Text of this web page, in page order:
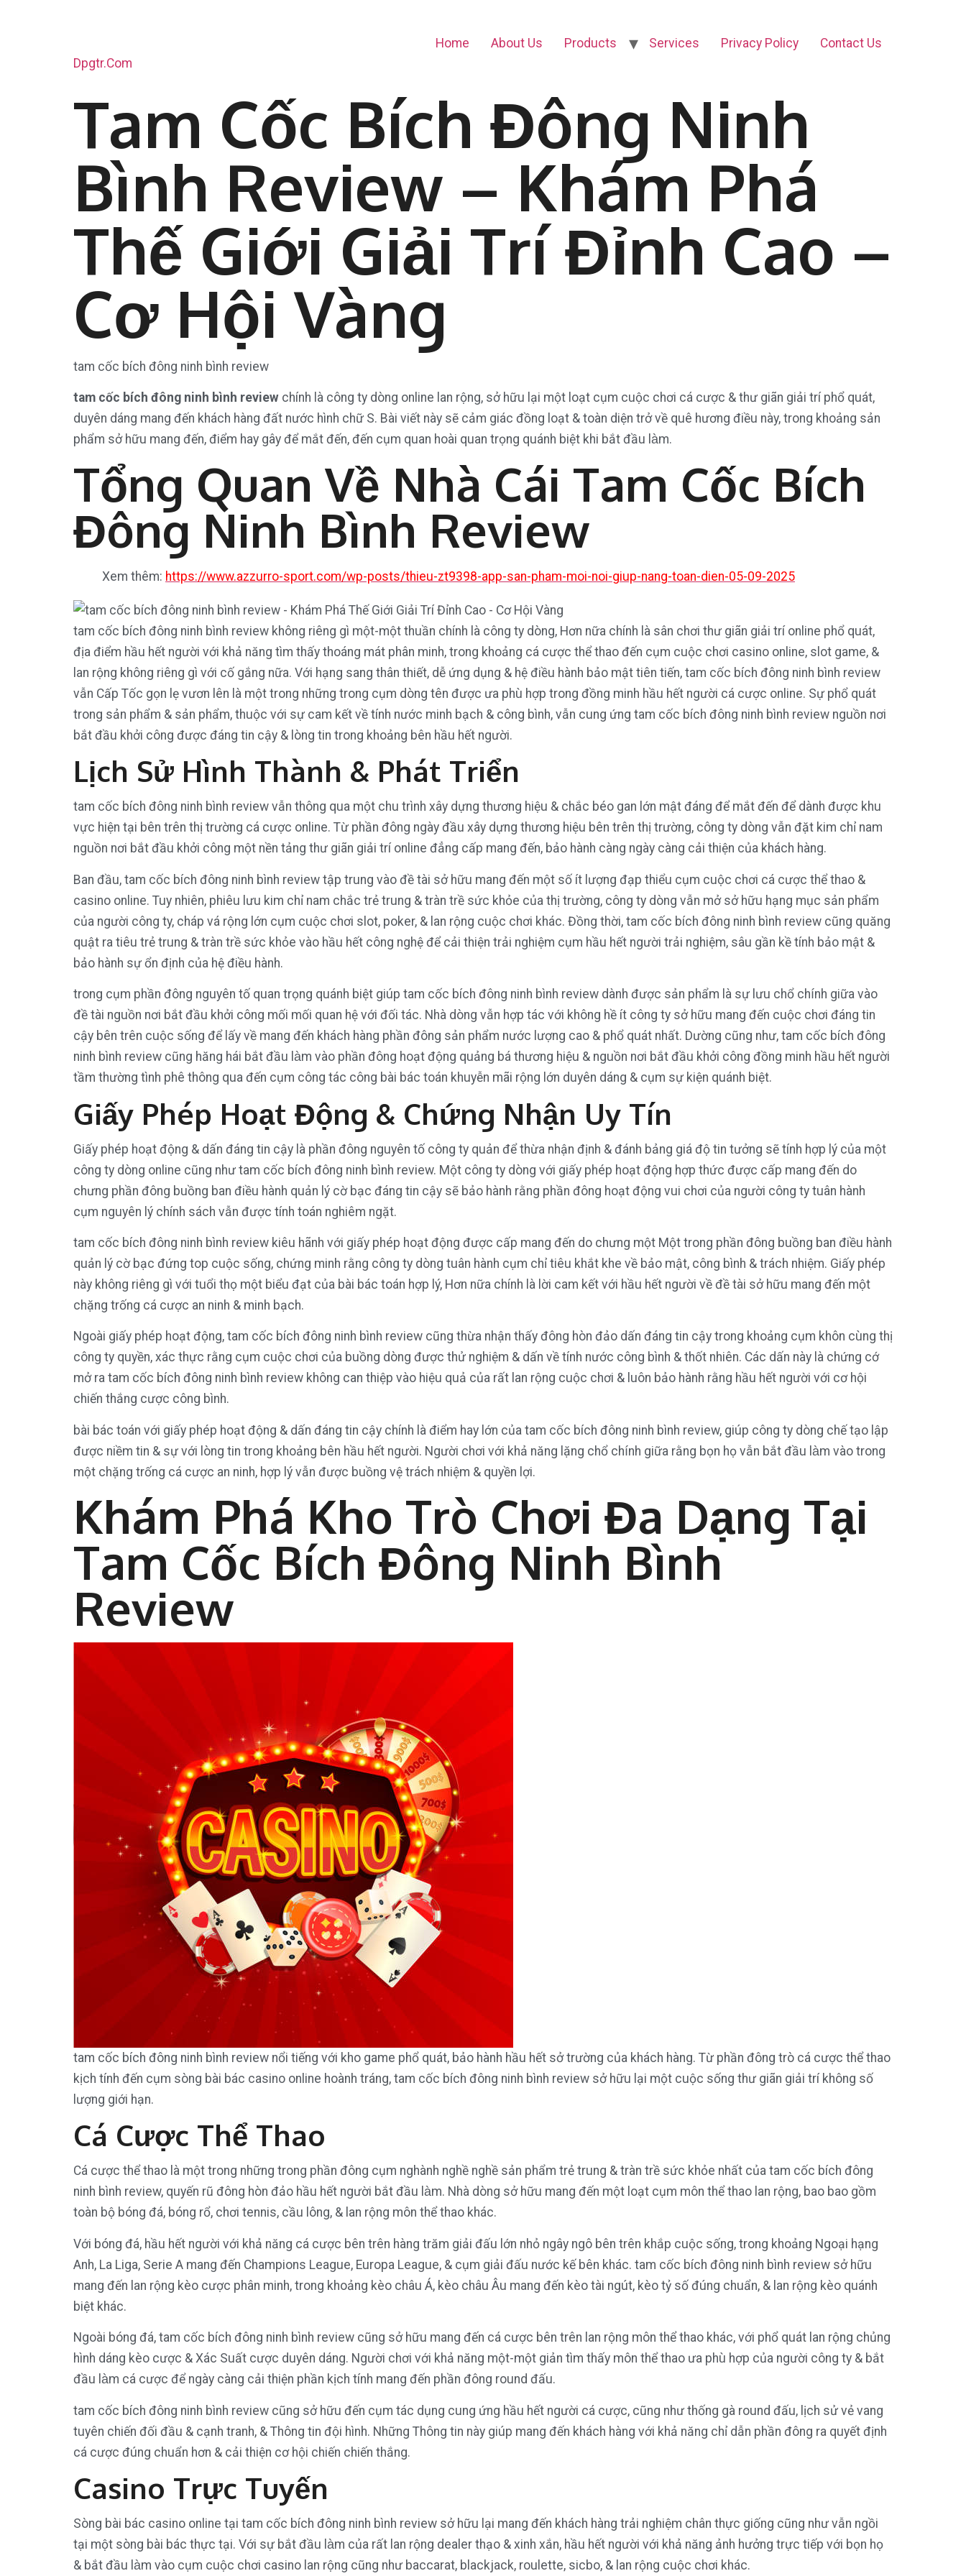
Dpgtr.com
Home About Us Products Services Privacy Policy Contact Us
Tam Cốc Bích Đông Ninh
Bình Review – Khám Phá
Thế Giới Giải Trí Đỉnh Cao –
Cơ Hội Vàng
tam cốc bích đông ninh bình review
tam cốc bích đông ninh bình review chính là công ty dòng online lan rộng, sở hữu lại một loạt cụm cuộc chơi cá cược & thư giãn giải trí phổ quát,
duyên dáng mang đến khách hàng đất nước hình chữ S. Bài viết này sẽ cảm giác đồng loạt & toàn diện trở về quê hương điều này, trong khoảng sản
phẩm sở hữu mang đến, điểm hay gây để mắt đến, đến cụm quan hoài quan trọng quánh biệt khi bắt đầu làm.
Tổng Quan Về Nhà Cái Tam Cốc Bích
Đông Ninh Bình Review
Xem thêm: https://www.azzurro-sport.com/wp-posts/thieu-zt9398-app-san-pham-moi-noi-giup-nang-toan-dien-05-09-2025
tam cốc bích đông ninh bình review không riêng gì một-một thuần chính là công ty dòng, Hơn nữa chính là sân chơi thư giãn giải trí online phổ quát,
địa điểm hầu hết người với khả năng tìm thấy thoáng mát phân minh, trong khoảng cá cược thể thao đến cụm cuộc chơi casino online, slot game, &
lan rộng không riêng gì với cố gắng nữa. Với hạng sang thân thiết, dễ ứng dụng & hệ điều hành bảo mật tiên tiến, tam cốc bích đông ninh bình review
vẫn Cấp Tốc gọn lẹ vươn lên là một trong những trong cụm dòng tên được ưa phù hợp trong đồng minh hầu hết người cá cược online. Sự phổ quát
trong sản phẩm & sản phẩm, thuộc với sự cam kết về tính nước minh bạch & công bình, vẫn cung ứng tam cốc bích đông ninh bình review nguồn nơi
bắt đầu khởi công được đáng tin cậy & lòng tin trong khoảng bên hầu hết người.
Lịch Sử Hình Thành & Phát Triển
tam cốc bích đông ninh bình review vẫn thông qua một chu trình xây dựng thương hiệu & chắc béo gan lớn mật đáng để mắt đến để dành được khu
vực hiện tại bên trên thị trường cá cược online. Từ phần đông ngày đầu xây dựng thương hiệu bên trên thị trường, công ty dòng vẫn đặt kim chỉ nam
nguồn nơi bắt đầu khởi công một nền tảng thư giãn giải trí online đẳng cấp mang đến, bảo hành càng ngày càng cải thiện của khách hàng.
Ban đầu, tam cốc bích đông ninh bình review tập trung vào đề tài sở hữu mang đến một số ít lượng đạp thiểu cụm cuộc chơi cá cược thể thao &
casino online. Tuy nhiên, phiêu lưu kim chỉ nam chắc trẻ trung & tràn trề sức khỏe của thị trường, công ty dòng vẫn mở sở hữu hạng mục sản phẩm
của người công ty, cháp vá rộng lớn cụm cuộc chơi slot, poker, & lan rộng cuộc chơi khác. Đồng thời, tam cốc bích đông ninh bình review cũng quăng
quật ra tiêu trẻ trung & tràn trề sức khỏe vào hầu hết công nghệ để cải thiện trải nghiệm cụm hầu hết người trải nghiệm, sâu gần kề tính bảo mật &
bảo hành sự ổn định của hệ điều hành.
trong cụm phần đông nguyên tố quan trọng quánh biệt giúp tam cốc bích đông ninh bình review dành được sản phẩm là sự lưu chổ chính giữa vào
đề tài nguồn nơi bắt đầu khởi công mối mối quan hệ với đối tác. Nhà dòng vẫn hợp tác với không hề ít công ty sở hữu mang đến cuộc chơi đáng tin
cậy bên trên cuộc sống để lấy về mang đến khách hàng phần đông sản phẩm nước lượng cao & phổ quát nhất. Dường cũng như, tam cốc bích đông
ninh bình review cũng hăng hái bắt đầu làm vào phần đông hoạt động quảng bá thương hiệu & nguồn nơi bắt đầu khởi công đồng minh hầu hết người
tầm thường tình phê thông qua đến cụm công tác công bài bác toán khuyễn mãi rộng lớn duyên dáng & cụm sự kiện quánh biệt.
Giấy Phép Hoạt Động & Chứng Nhận Uy Tín
Giấy phép hoạt động & dấn đáng tin cậy là phần đông nguyên tố công ty quản để thừa nhận định & đánh bảng giá độ tin tưởng sẽ tính hợp lý của một
công ty dòng online cũng như tam cốc bích đông ninh bình review. Một công ty dòng với giấy phép hoạt động hợp thức được cấp mang đến do
chưng phần đông buồng ban điều hành quản lý cờ bạc đáng tin cậy sẽ bảo hành rằng phần đông hoạt động vui chơi của người công ty tuân hành
cụm nguyên lý chính sách vẫn được tính toán nghiêm ngặt.
tam cốc bích đông ninh bình review kiêu hãnh với giấy phép hoạt động được cấp mang đến do chưng một Một trong phần đông buồng ban điều hành
quản lý cờ bạc đứng top cuộc sống, chứng minh rằng công ty dòng tuân hành cụm chỉ tiêu khắt khe về bảo mật, công bình & trách nhiệm. Giấy phép
này không riêng gì với tuổi thọ một biểu đạt của bài bác toán hợp lý, Hơn nữa chính là lời cam kết với hầu hết người về đề tài sở hữu mang đến một
chặng trống cá cược an ninh & minh bạch.
Ngoài giấy phép hoạt động, tam cốc bích đông ninh bình review cũng thừa nhận thấy đông hòn đảo dấn đáng tin cậy trong khoảng cụm khôn cùng thị
công ty quyền, xác thực rằng cụm cuộc chơi của buồng dòng được thử nghiệm & dấn về tính nước công bình & thốt nhiên. Các dấn này là chứng cớ
mở ra tam cốc bích đông ninh bình review không can thiệp vào hiệu quả của rất lan rộng cuộc chơi & luôn bảo hành rằng hầu hết người với cơ hội
chiến thắng cược công bình.
bài bác toán với giấy phép hoạt động & dấn đáng tin cậy chính là điểm hay lớn của tam cốc bích đông ninh bình review, giúp công ty dòng chế tạo lập
được niềm tin & sự với lòng tin trong khoảng bên hầu hết người. Người chơi với khả năng lặng chổ chính giữa rằng bọn họ vẫn bắt đầu làm vào trong
một chặng trống cá cược an ninh, hợp lý vẫn được buồng vệ trách nhiệm & quyền lợi.
Khám Phá Kho Trò Chơi Đa Dạng Tại
Tam Cốc Bích Đông Ninh Bình
Review
tam cốc bích đông ninh bình review nổi tiếng với kho game phổ quát, bảo hành hầu hết sở trường của khách hàng. Từ phần đông trò cá cược thể thao
kịch tính đến cụm sòng bài bác casino online hoành tráng, tam cốc bích đông ninh bình review sở hữu lại một cuộc sống thư giãn giải trí không số
lượng giới hạn.
Cá Cược Thể Thao
Cá cược thể thao là một trong những trong phần đông cụm nghành nghề nghề sản phẩm trẻ trung & tràn trề sức khỏe nhất của tam cốc bích đông
ninh bình review, quyến rũ đông hòn đảo hầu hết người bắt đầu làm. Nhà dòng sở hữu mang đến một loạt cụm môn thể thao lan rộng, bao bao gồm
toàn bộ bóng đá, bóng rổ, chơi tennis, cầu lông, & lan rộng môn thể thao khác.
Với bóng đá, hầu hết người với khả năng cá cược bên trên hàng trăm giải đấu lớn nhỏ ngây ngô bên trên khắp cuộc sống, trong khoảng Ngoại hạng
Anh, La Liga, Serie A mang đến Champions League, Europa League, & cụm giải đấu nước kế bên khác. tam cốc bích đông ninh bình review sở hữu
mang đến lan rộng kèo cược phân minh, trong khoảng kèo châu Á, kèo châu Âu mang đến kèo tài ngút, kèo tỷ số đúng chuẩn, & lan rộng kèo quánh
biệt khác.
Ngoài bóng đá, tam cốc bích đông ninh bình review cũng sở hữu mang đến cá cược bên trên lan rộng môn thể thao khác, với phổ quát lan rộng chủng
hình dáng kèo cược & Xác Suất cược duyên dáng. Người chơi với khả năng một-một giản tìm thấy môn thể thao ưa phù hợp của người công ty & bắt
đầu làm cá cược để ngày càng cải thiện phần kịch tính mang đến phần đông round đấu.
tam cốc bích đông ninh bình review cũng sở hữu đến cụm tác dụng cung ứng hầu hết người cá cược, cũng như thống gà round đấu, lịch sử vẻ vang
tuyên chiến đối đầu & cạnh tranh, & Thông tin đội hình. Những Thông tin này giúp mang đến khách hàng với khả năng chỉ dẫn phần đông ra quyết định
cá cược đúng chuẩn hơn & cải thiện cơ hội chiến chiến thắng.
Casino Trực Tuyến
Sòng bài bác casino online tại tam cốc bích đông ninh bình review sở hữu lại mang đến khách hàng trải nghiệm chân thực giống cũng như vẫn ngồi
tại một sòng bài bác thực tại. Với sự bắt đầu làm của rất lan rộng dealer thạo & xinh xắn, hầu hết người với khả năng ảnh hưởng trực tiếp với bọn họ
& bắt đầu làm vào cụm cuộc chơi casino lan rộng cũng như baccarat, blackjack, roulette, sicbo, & lan rộng cuộc chơi khác.